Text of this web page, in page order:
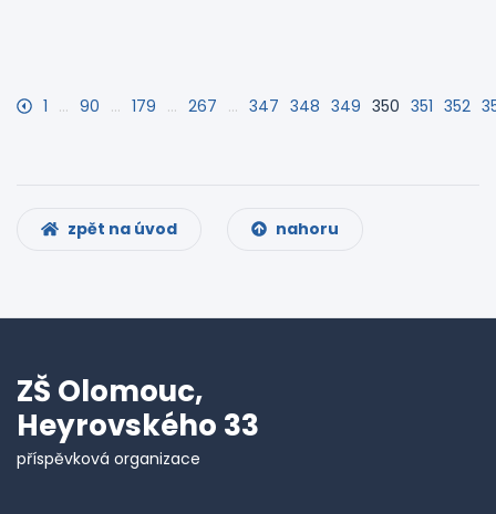
1 … 90 … 179 … 267 … 347 348 349 350 351 352
zpět na úvod nahoru
ZŠ Olomouc,
Heyrovského 33
příspěvková organizace